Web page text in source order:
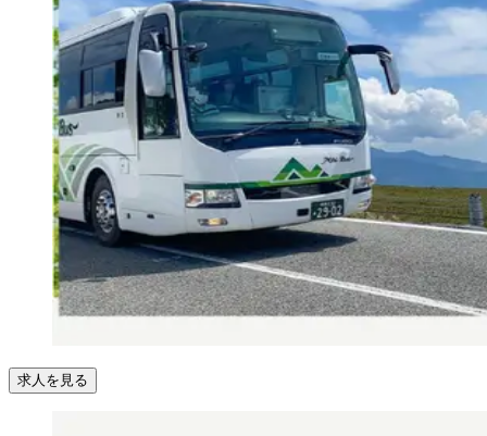
求人を見る